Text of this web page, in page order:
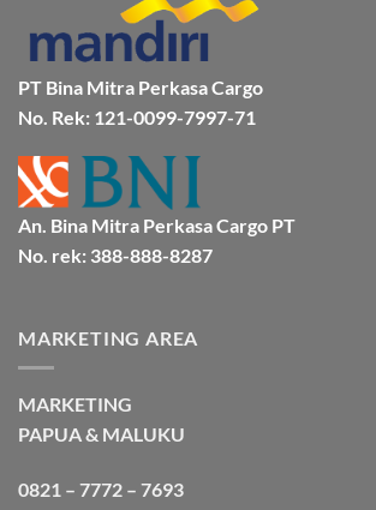
&
Aman
Bersama
Bmp
Cargo
PT Bina Mitra Perkasa Cargo
No. Rek: 121-0099-7997-71
An. Bina Mitra Perkasa Cargo PT
No. rek: 388-888-8287
MARKETING AREA
MARKETING
PAPUA & MALUKU
0821 – 7772 – 7693